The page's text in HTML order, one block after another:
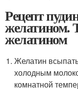
Рецепт
желатином.
желатином
Желатин
холодным
комнатной